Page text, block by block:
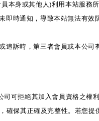
身或其他人)利用本站服務
時通知，導致本站無法有效
訴時，第三者會員或本公
可拒絕其加入會員資格之權
保其正確及完整性。若您